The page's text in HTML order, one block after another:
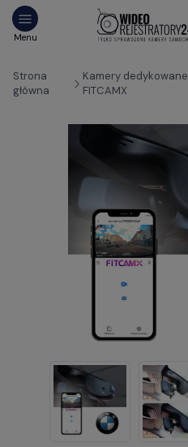
Strona
główna
Kamery dedykowane
FITCAMX